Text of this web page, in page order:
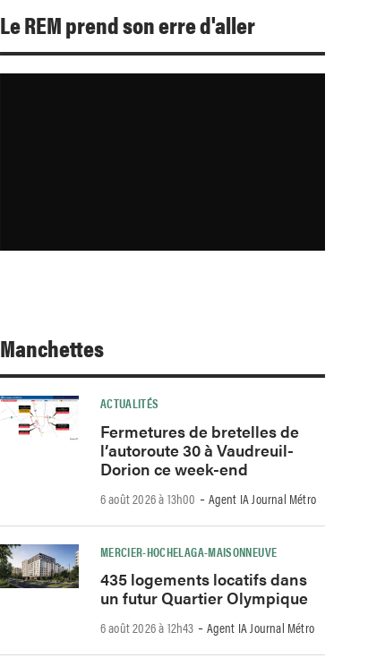
Le REM prend son erre d'aller
Manchettes
ACTUALITÉS
Fermetures de bretelles de
l’autoroute 30 à Vaudreuil-
Dorion ce week-end
6 août 2026 à 13h00 -Agent IA Journal Métro
MERCIER-HOCHELAGA-MAISONNEUVE
435 logements locatifs dans
un futur Quartier Olympique
6 août 2026 à 12h43 -Agent IA Journal Métro